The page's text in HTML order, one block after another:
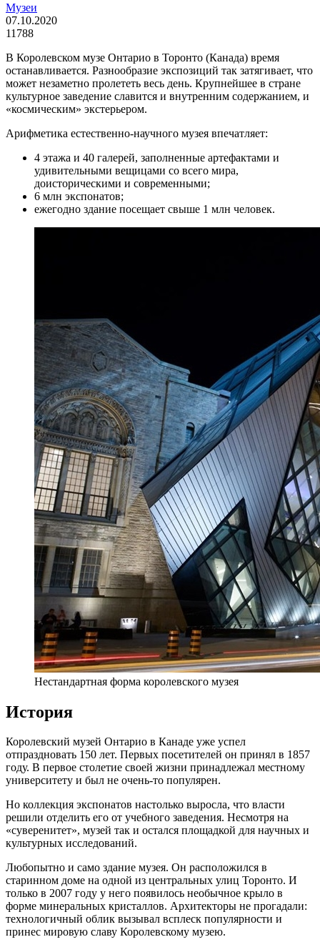
Музеи
07.10.2020
11788
В Королевском музе Онтарио в Торонто (Канада) время
останавливается. Разнообразие экспозиций так затягивает, что
может незаметно пролететь весь день. Крупнейшее в стране
культурное заведение славится и внутренним содержанием, и
«космическим» экстерьером.
Арифметика естественно-научного музея впечатляет:
4 этажа и 40 галерей, заполненные артефактами и
удивительными вещицами со всего мира,
доисторическими и современными;
6 млн экспонатов;
ежегодно здание посещает свыше 1 млн человек.
Нестандартная форма королевского музея
История
Королевский музей Онтарио в Канаде уже успел
отпраздновать 150 лет. Первых посетителей он принял в 1857
году. В первое столетие своей жизни принадлежал местному
университету и был не очень-то популярен.
Но коллекция экспонатов настолько выросла, что власти
решили отделить его от учебного заведения. Несмотря на
«суверенитет», музей так и остался площадкой для научных и
культурных исследований.
Любопытно и само здание музея. Он расположился в
старинном доме на одной из центральных улиц Торонто. И
только в 2007 году у него появилось необычное крыло в
форме минеральных кристаллов. Архитекторы не прогадали:
технологичный облик вызывал всплеск популярности и
принес мировую славу Королевскому музею.